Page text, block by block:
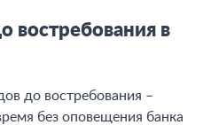
востребования в
до востребования –
без оповещения банка